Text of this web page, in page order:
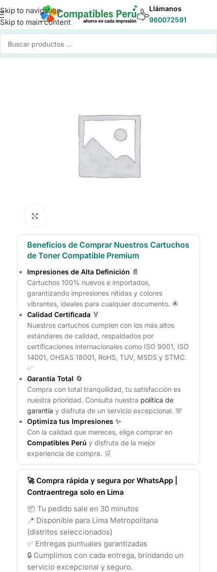
Skip to navigation
Skip to main content
Llámanos
960072591
Inicio/Tinta para Impresoras/Tinta Compatible Epson
Beneficios de Comprar Nuestros Cartuchos
de Toner Compatible Premium
Impresiones de Alta Definición 📄
Cartuchos 100% nuevos e importados,
garantizando impresiones nítidas y colores
vibrantes, ideales para cualquier documento. 🌟
Calidad Certificada 🏅
Nuestros cartuchos cumplen con los más altos
estándares de calidad, respaldados por
certificaciones internacionales como ISO 9001, ISO
14001, OHSAS 18001, RoHS, TUV, MSDS y STMC.
✅
Garantía Total 🔄
Compra con total tranquilidad, tu satisfacción es
nuestra prioridad. Consulta nuestra política de
garantía y disfruta de un servicio excepcional. 💯
Optimiza tus Impresiones ✨
Con la calidad que mereces, elige comprar en
Compatibles Perú y disfruta de la mejor
experiencia de compra. 🛒
🚀 Compra rápida y segura por WhatsApp |
Contraentrega solo en Lima
📦 Tu pedido sale en 30 minutos
📍 Disponible para Lima Metropolitana
(distritos seleccionados)
✅ Entregas puntuales garantizadas
🔒 Cumplimos con cada entrega, brindando un
servicio excepcional y seguro.